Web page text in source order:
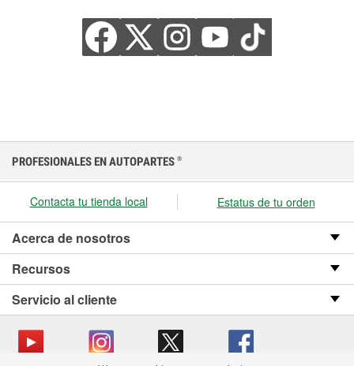
PROFESIONALES EN AUTOPARTES ®
Contacta tu tienda local Estatus de tu orden
Acerca de nosotros
Recursos
Servicio al cliente